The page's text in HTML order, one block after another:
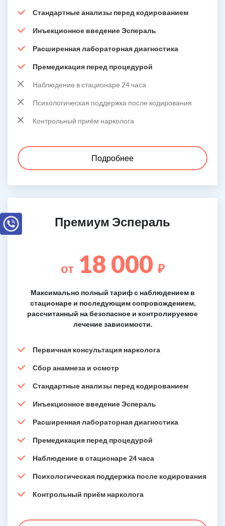
Стандартные анализы перед кодированием
Инъекционное введение Эспераль
Расширенная лабораторная диагностика
Премедикация перед процедурой
Наблюдение в стационаре 24 часа
Психологическая поддержка после кодирования
Контрольный приём нарколога
Подробнее
Премиум Эспераль
от 18 000 ₽
Максимально полный тариф с наблюдением в
стационаре и последующим сопровождением,
рассчитанный на безопасное и контролируемое
лечение зависимости.
Первичная консультация нарколога
Сбор анамнеза и осмотр
Стандартные анализы перед кодированием
Инъекционное введение Эспераль
Расширенная лабораторная диагностика
Премедикация перед процедурой
Наблюдение в стационаре 24 часа
Психологическая поддержка после кодирования
Контрольный приём нарколога